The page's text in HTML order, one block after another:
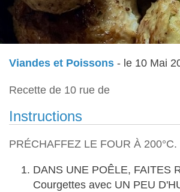
Viandes et Poissons - le 10 Mai
Recette de 10 rue de
Instructions
PRÉCHAFFEZ LE FOUR À 200°C.
DANS UNE POÊLE, FAITES
Courgettes avec UN PEU